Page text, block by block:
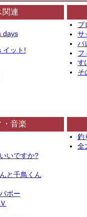
関連
days
イット!
プ
サ
バ
フ
す
そ
・音楽
いですか?
と千鳥くん
ボー
釣
全